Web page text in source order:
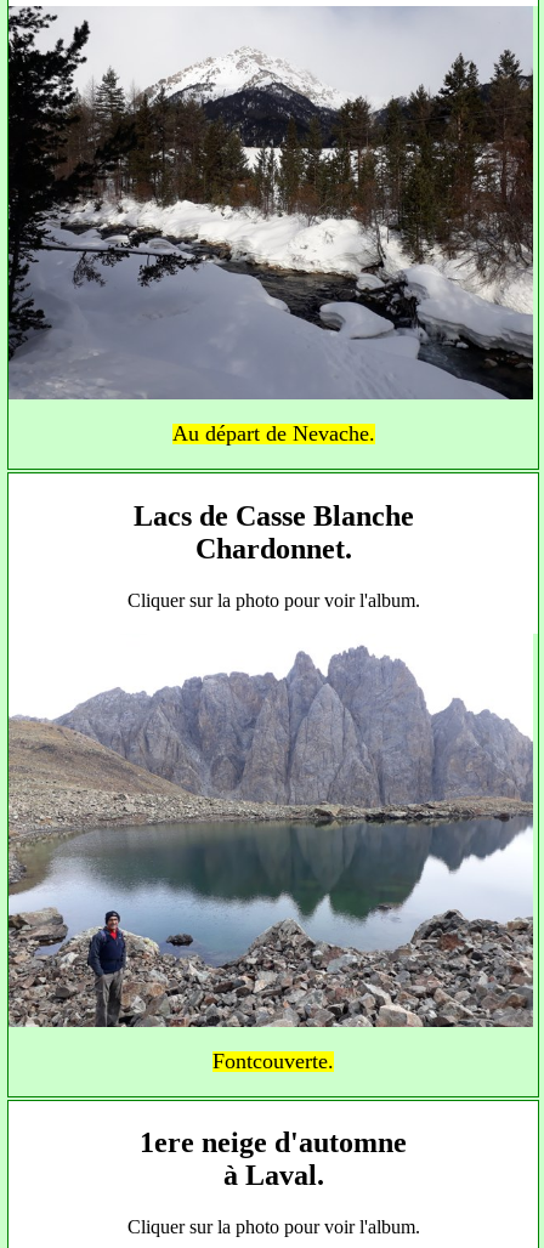
Au départ de Nevache.
Lacs de Casse Blanche
Chardonnet.
Cliquer sur la photo pour voir l'album.
Fontcouverte.
1ere neige d'automne
à Laval.
Cliquer sur la photo pour voir l'album.